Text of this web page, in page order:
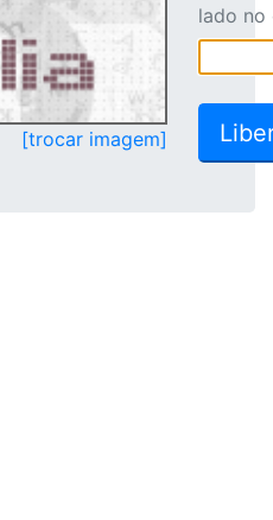
[trocar imagem]
lado no